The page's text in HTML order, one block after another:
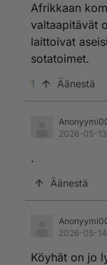
Afrikkaan
valtaapitävät
laittoivat
sotatoimet.
1 Äänestä
2026-05-13
.
Äänestä
2026-05-
Köyhät on jo